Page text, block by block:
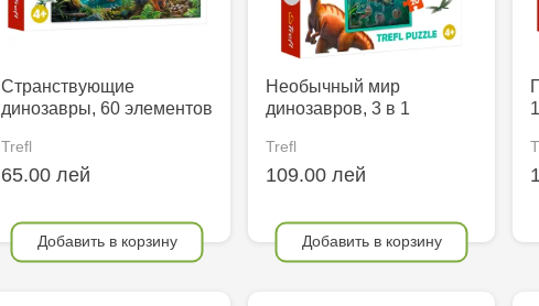
Странствующие
динозавры, 60 элементов
Trefl
65.00 лей
Добавить в корзину
Необычный мир
динозавров, 3 в 1
Trefl
109.00 лей
Добавить в корзину